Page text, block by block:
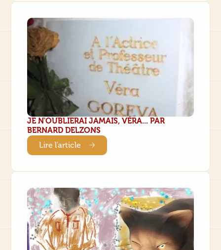
JE N'OUBLIERAI JAMAIS, VÉRA... PAR
BERNARD DELZONS
Lire l'article